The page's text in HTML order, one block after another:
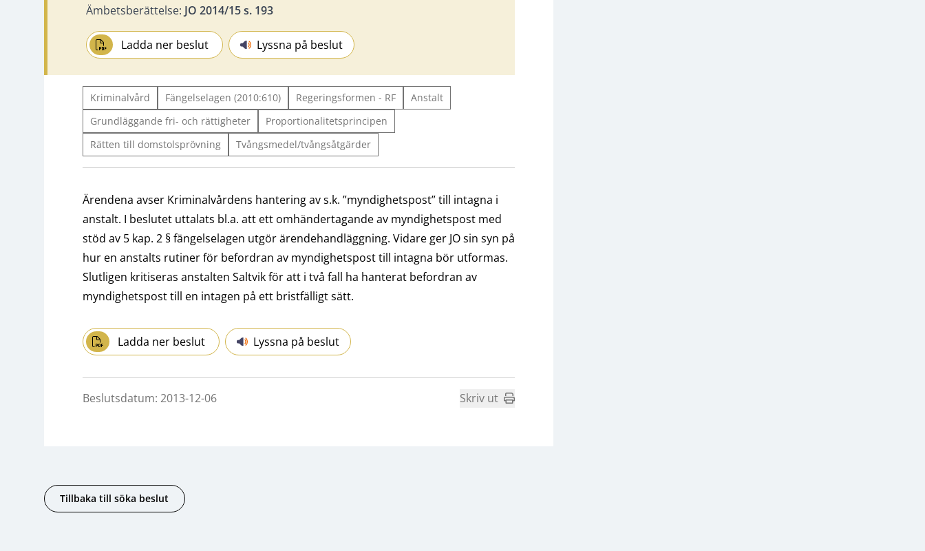
Ämbetsberättelse: JO 2014/15 s. 193
Ladda ner beslut Lyssna på beslut
Kriminalvård Fängelselagen (2010:610) Regeringsformen - RF
Anstalt
Grundläggande fri- och rättigheter
Proportionalitetsprincipen
Rätten till domstolsprövning
Tvångsmedel/tvångsåtgärder
Ärendena avser Kriminalvårdens hantering av s.k. ”myndighetspost” till intagna i
anstalt. I beslutet uttalats bl.a. att ett omhändertagande av myndighetspost med
stöd av 5 kap. 2 § fängelselagen utgör ärendehandläggning. Vidare ger JO sin syn på
hur en anstalts rutiner för befordran av myndighetspost till intagna bör utformas.
Slutligen kritiseras anstalten Saltvik för att i två fall ha hanterat befordran av
myndighetspost till en intagen på ett bristfälligt sätt.
Ladda ner beslut Lyssna på beslut
Beslutsdatum: 2013-12-06 Skriv ut
Tillbaka till söka beslut